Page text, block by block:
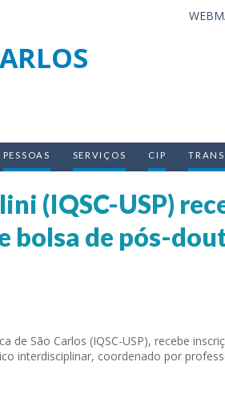
PESSOAS SERVIÇOS CIP
(IQSC-USP)
bolsa de pós-
São Carlos (IQSC-USP), recebe
interdisciplinar, coordenado por